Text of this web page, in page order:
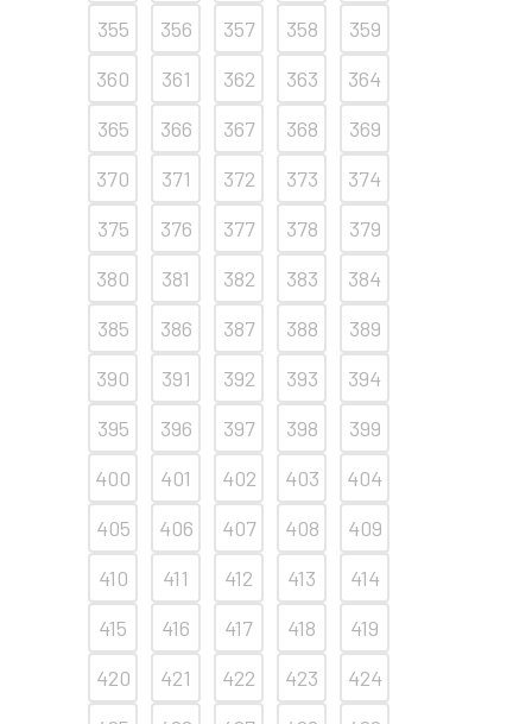
355
356 357 358
359
360
361 362 363
364
365
366 367 368
369
370
371 372 373
374
375
376 377 378
379
380
381 382 383
384
385
386 387 388
389
390
391 392 393
394
395
396 397 398
399
400
401 402 403
404
405
406 407 408
409
410
411 412 413
414
415
416 417 418
419
420
421 422 423
424